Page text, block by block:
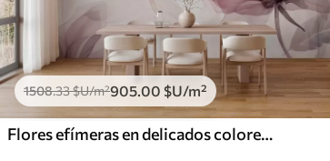
1508.33$U/m²905.00 $U/m²
Flores efímeras en delicados colores pastel